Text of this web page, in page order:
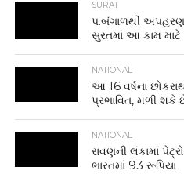
SURAT
પ.બંગાળથી અપહરણ
સુરતમાં આ કામ માટે
NATIONAL
આ 16 વર્ષના
પ્રભાવિત, મળી શકે
NATIONAL
રાવણની લંકામાં
ભારતમાં 93 રૂપિયા